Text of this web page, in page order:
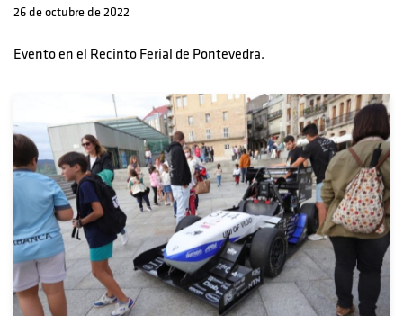
26 de octubre de 2022
Evento en el Recinto Ferial de Pontevedra.